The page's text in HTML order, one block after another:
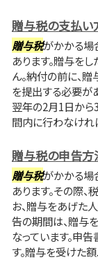
贈与税の支払い
贈与税がかかる場
あります。贈与を
ん。納付の前に、
を提出する必要が
翌年の2月1日から
間内に行わなけれ
贈与税の申告方
贈与税がかかる場
あります。その際
お、贈与をあげた
告の期間は、贈与
なっています。申
す。贈与を受けた額